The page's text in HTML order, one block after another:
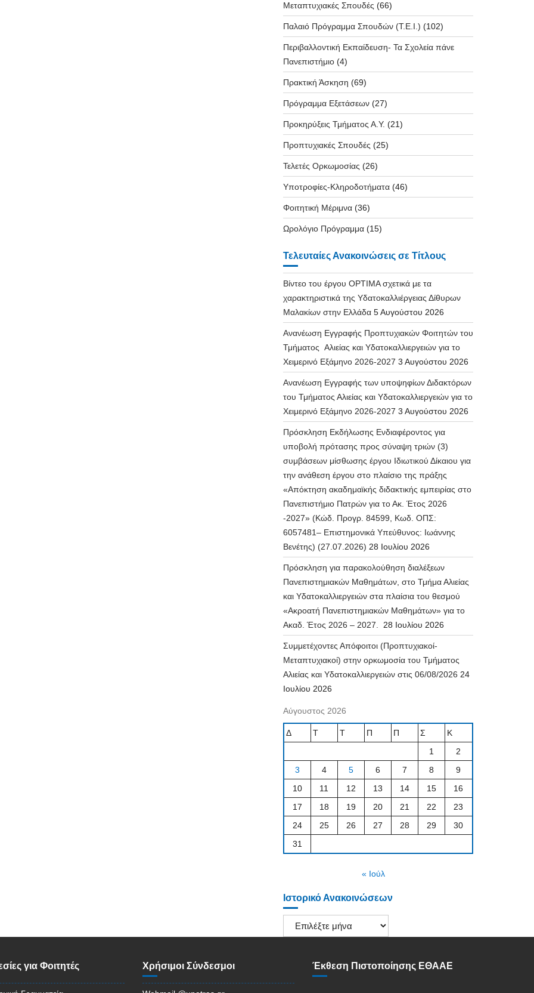
Μεταπτυχιακές Σπουδές (66)
Παλαιό Πρόγραμμα Σπουδών (T.E.I.) (102)
Περιβαλλοντική Εκπαίδευση- Τα Σχολεία πάνε
Πανεπιστήμιο(4)
Πρακτική Άσκηση (69)
Πρόγραμμα Εξετάσεων(27)
Προκηρύξεις Τμήματος Α.Υ. (21)
Προπτυχιακές Σπουδές (25)
Τελετές Ορκωμοσίας (26)
Υποτροφίες-Κληροδοτήματα(46)
Φοιτητική Μέριμνα(36)
Ωρολόγιο Πρόγραμμα(15)
Τελευταίες Ανακοινώσεις σε Τίτλους
Βίντεο του έργου OPTIMA σχετικά με τα
χαρακτηριστικά της Υδατοκαλλιέργειας Δίθυρων
Μαλακίων στην Ελλάδα 5 Αυγούστου 2026
Ανανέωση Εγγραφής Προπτυχιακών Φοιτητών του
Τμήματος Αλιείας και Υδατοκαλλιεργειών για το
Χειμερινό Εξάμηνο 2026-2027 3 Αυγούστου 2026
Ανανέωση Εγγραφής των υποψηφίων Διδακτόρων
του Τμήματος Αλιείας και Υδατοκαλλιεργειών για το
Χειμερινό Εξάμηνο 2026-2027 3 Αυγούστου 2026
Πρόσκληση Εκδήλωσης Ενδιαφέροντος για
υποβολή πρότασης προς σύναψη τριών (3)
συμβάσεων μίσθωσης έργου Ιδιωτικού Δίκαιου για
την ανάθεση έργου στο πλαίσιο της πράξης
«Απόκτηση ακαδημαϊκής διδακτικής εμπειρίας στο
Πανεπιστήμιο Πατρών για το Ακ. Έτος 2026
-2027» (Κώδ. Προγρ. 84599, Κωδ. ΟΠΣ:
6057481– Επιστημονικά Υπεύθυνος: Ιωάννης
Βενέτης) (27.07.2026) 28 Ιουλίου 2026
Πρόσκληση για παρακολούθηση διαλέξεων
Πανεπιστημιακών Μαθημάτων, στο Τμήμα Αλιείας
και Υδατοκαλλιεργειών στα πλαίσια του θεσμού
«Ακροατή Πανεπιστημιακών Μαθημάτων» για το
Ακαδ. Έτος 2026 – 2027. 28 Ιουλίου 2026
Συμμετέχοντες Απόφοιτοι (Προπτυχιακοί-
Μεταπτυχιακοί) στην ορκωμοσία του Τμήματος
Αλιείας και Υδατοκαλλιεργειών στις 06/08/2026 24
Ιουλίου 2026
Αύγουστος 2026
Δ Τ Τ Π Π Σ
Κ
1
2
3
4 5 6 7 8
9
10
11 12 13 14 15
16
17
18 19 20 21 22
23
24
25 26 27 28 29
30
31
« Ιούλ
Ιστορικό Ανακοινώσεων
Ιστορικό
Ανακοινώσεων
για Φοιτητές Χρήσιμοι Σύνδεσμοι Έκθεση Πιστοποίησης ΕΘΑΑΕ